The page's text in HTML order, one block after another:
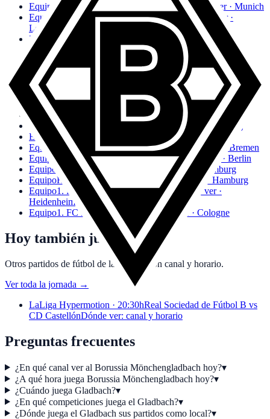
EquipoFC Bayern München
Calendario y dónde ver · Munich
Equipo
Bayer 04 LeverkusenCalendario y dónde ver ·
Leverkusen
EquipoBorussia Dortmund
Calendario y dónde ver ·
Dortmund
Equipo
Calendario y dónde ver · Leipzig
EquipoVfB Stuttgart
Calendario y dónde ver · Stuttgart
Equipo
Calendario y dónde ver · Frankfurt
Equipo
TSG HoffenheimCalendario y dónde ver · Sinsheim
Equipo
Calendario y dónde ver · Wolfsburg
Equipo1. FSV Mainz 05
Calendario y dónde ver · Mainz
Equipo FC Augsburg
Calendario y dónde ver · Augsburg
Equipo
SC Freiburg
Calendario y dónde ver · Freiburg
Equipo
SV Werder BremenCalendario y dónde ver · Bremen
Equipo 1. FC Union BerlinCalendario y dónde ver · Berlin
Equipo FC St. Pauli
Calendario y dónde ver · Hamburg
EquipoHamburger SV
Calendario y dónde ver · Hamburg
Equipo1. FC HeidenheimCalendario y dónde ver ·
Heidenheim
Equipo1. FC Köln Calendario y dónde ver · Cologne
Hoy también juegan
Otros partidos de fútbol de la jornada con canal y horario.
Ver toda la jornada →
LaLiga Hypermotion · 20:30hReal Sociedad de Fútbol B vs
CD CastellónDónde ver: canal y horario
Preguntas frecuentes
¿En qué canal ver al Borussia Mönchengladbach hoy?▾
¿A qué hora juega Borussia Mönchengladbach hoy?▾
¿Cuándo juega Gladbach?▾
¿En qué competiciones juega el Gladbach?▾
¿Dónde juega el Gladbach sus partidos como local?▾